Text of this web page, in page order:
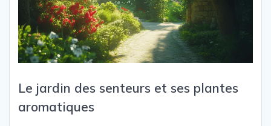
Le jardin des senteurs et ses plantes
aromatiques